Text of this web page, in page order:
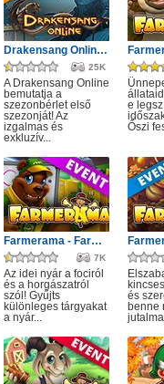
Drakensang Online - Első szezon
25K
A Drakensang Online
bemutatja a
szezonbérlet első
szezonját! Az
izgalmas és
exkluzív...
e
Őszi
Farmerama - Farmkupa
7K
Az idei nyár a fociról
és a horgászatról
szól! Gyűjts
különleges tárgyakat
a nyár...
és
benne